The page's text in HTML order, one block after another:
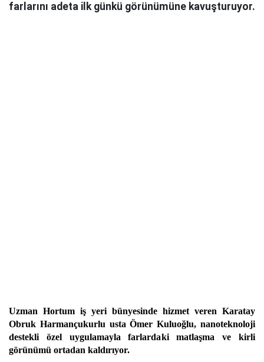
farlarını adeta ilk günkü görünümüne kavuşturuyor.
Uzman Hortum iş yeri bünyesinde hizmet veren Karatay
Obruk Harmançukurlu usta Ömer Kuluoğlu, nanoteknoloji
destekli özel uygulamayla farlardaki matlaşma ve kirli
görünümü ortadan kaldırıyor.